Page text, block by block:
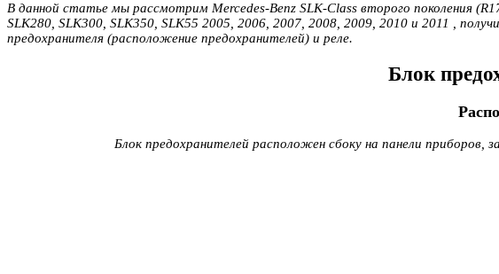
В данной статье мы рассмотрим Mercedes-Benz SLK-Class второго поколения
SLK280, SLK300, SLK350, SLK55 2005, 2006, 2007, 2008, 2009, 2010 и 2011 ,
предохранителя (расположение предохранителей) и реле.
Блок
Блок предохранителей расположен сбоку на панели приборов,